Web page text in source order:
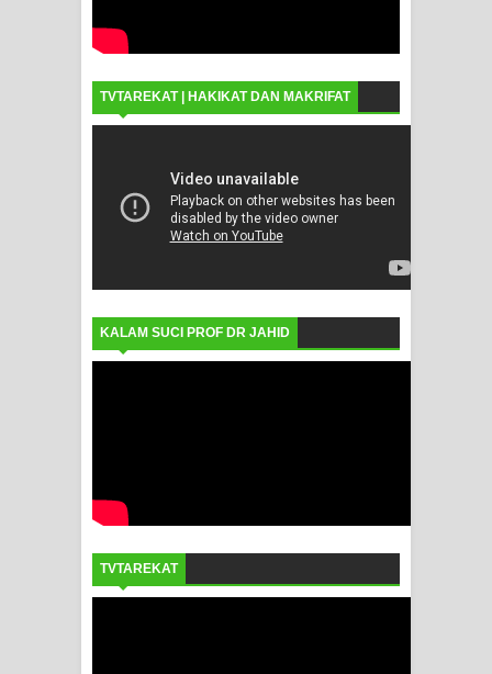
TVTAREKAT | HAKIKAT DAN MAKRIFAT
KALAM SUCI PROF DR JAHID
TVTAREKAT